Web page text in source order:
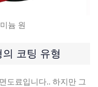
늄 원
코팅 유형
도료입니다.. 하지만 그